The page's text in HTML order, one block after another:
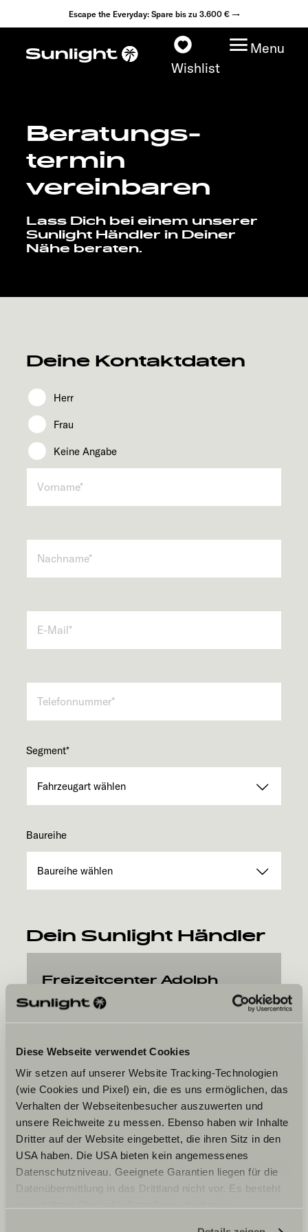
Diese Webseite verwendet Cookies
Wir setzen auf unserer Website Tracking-Technologien
(wie Cookies und Pixel) ein, die es uns ermöglichen, das
Verhalten der Webseitenbesucher auszuwerten und
unsere Reichweite zu messen. Ebenso haben wir Inhalte
Dritter auf der Website eingebettet, die ihren Sitz in den
USA haben. Die USA bieten kein angemessenes
Datenschutzniveau. Geeignete Garantien liegen für die
Datenübermittlung in das Drittland nicht vor. Es besteht
Escape the Everyday: Spare bis zu 3.600 € →
Wishlist
Menu
Modelle
Konfigurator
Fahrzeugfinder
Händlersuche
Beratungs­
termin
vereinbaren
Lass Dich bei einem unserer
Sunlight Händler in Deiner
Nähe beraten.
Deine Kontaktdaten
Herr
Frau
Keine Angabe
Segment*
Baureihe
Dein Sunlight Händler
Freizeitcenter Adolph
Dein Wunschtermin
Datum